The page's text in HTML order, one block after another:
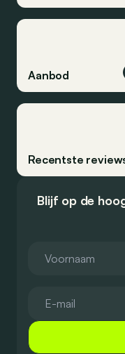
Aanbod
Recentste
Blijf op de